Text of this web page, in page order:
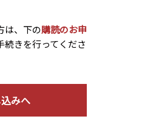
は、下の購読のお申
続きを行ってくださ
みへ